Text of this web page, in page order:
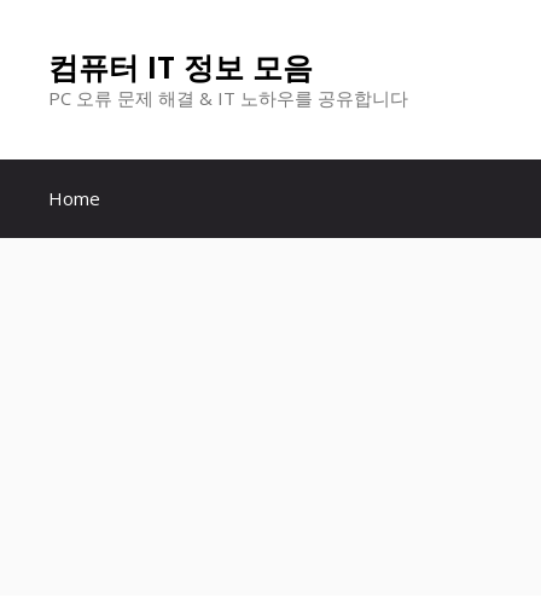
건
컴퓨터 IT 정보 모음
PC 오류 문제 해결 & IT 노하우를 공유합니다
Home